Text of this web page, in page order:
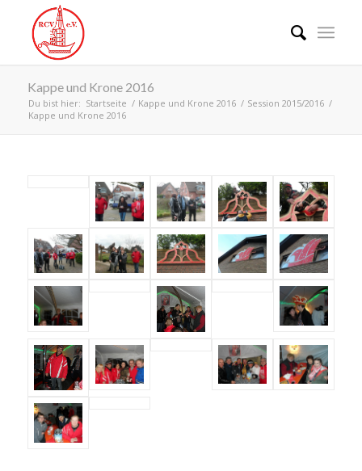
Kappe und Krone 2016
Du bist hier: Startseite / Kappe und Krone 2016 / Session 2015/2016 /
Kappe und Krone 2016